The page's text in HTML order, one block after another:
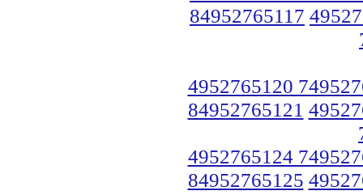
84952765117
4952765120
84952765121
4952765124
84952765125